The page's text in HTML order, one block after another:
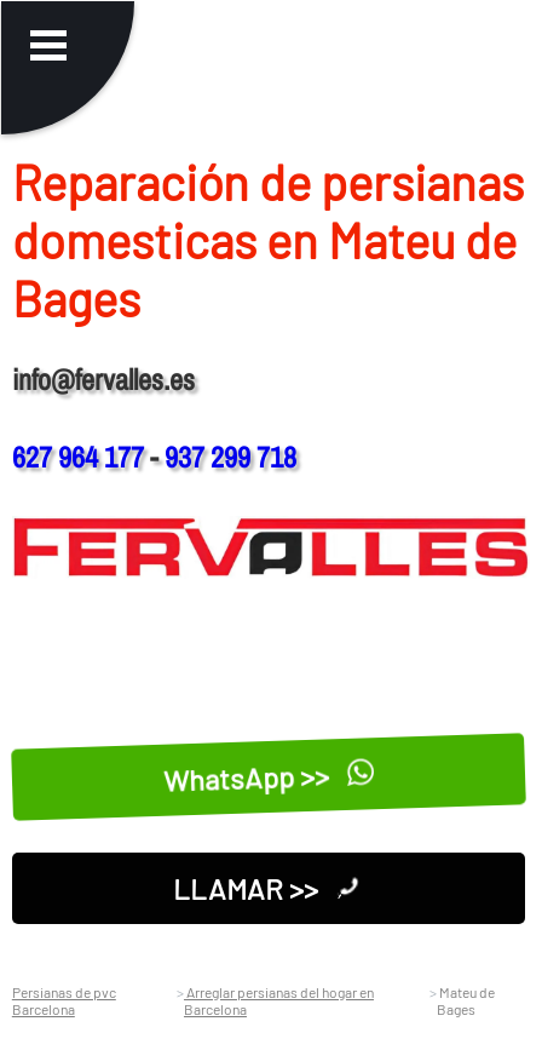
Reparación de persianas
domesticas en Mateu de
Bages
info@fervalles.es
627 964 177-937 299 718
WhatsApp >>
LLAMAR >>
Persianas de pvc
Barcelona
Arreglar persianas del hogar en
Barcelona
Mateu de
Bages